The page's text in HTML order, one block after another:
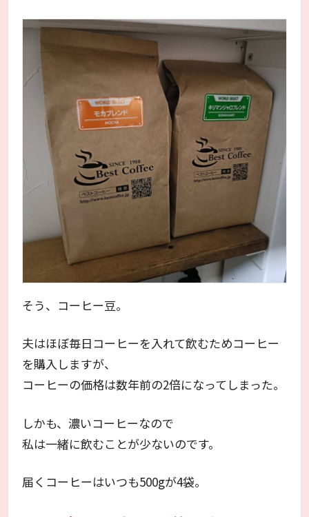
そう、コーヒー豆。
夫はほぼ毎日コーヒーを入れて飲むためコーヒー
を購入しますが、
コーヒーの価格は数年前の2倍になってしまった。
しかも、濃いコーヒーなので
私は一緒に飲むことが少ないのです。
届くコーヒーはいつも500gが4袋。